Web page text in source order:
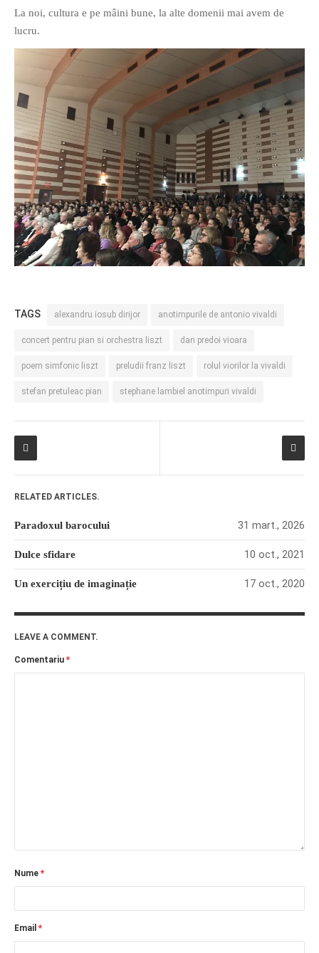
La noi, cultura e pe mâini bune, la alte domenii mai avem de
lucru.
TAGS alexandru iosub dirijor anotimpurile de antonio vivaldi
concert pentru pian si orchestra liszt dan predoi vioara
poem simfonic liszt preludii franz liszt rolul viorilor la vivaldi
stefan pretuleac pian stephane lambiel anotimpuri vivaldi
RELATED ARTICLES.
Paradoxul barocului 31 mart., 2026
Dulce sfidare 10 oct., 2021
Un exercițiu de imaginație 17 oct., 2020
LEAVE A COMMENT.
Comentariu *
Nume *
Email *